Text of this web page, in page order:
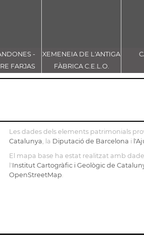
-
FARJAS
XEMENEIA DE L'ANTIGA
FÀBRICA C.E.L.O.
Les dades dels elements patrimonials
Catalunya, la Diputació de Barcelona i
El mapa base ha estat realitzat amb
l'Institut Cartogràfic i Geològic de
OpenStreetMap.